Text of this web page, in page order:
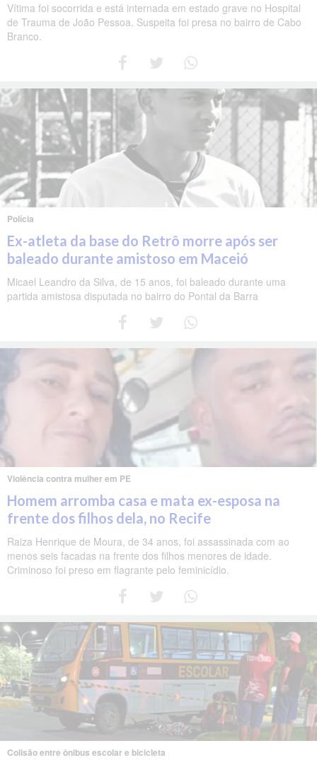
Vítima foi socorrida e está internada em estado grave no Hospital
de Trauma de João Pessoa. Suspeita foi presa no bairro de Cabo
Branco.
Polícia
Ex-atleta da base do Retrô morre após ser
baleado durante amistoso em Maceió
Micael Leandro da Silva, de 15 anos, foi baleado durante uma
partida amistosa disputada no bairro do Pontal da Barra
Violência contra mulher em PE
Homem arromba casa e mata ex-esposa na
frente dos filhos dela, no Recife
Raiza Henrique de Moura, de 34 anos, foi assassinada com ao
menos seis facadas na frente dos filhos menores de idade.
Criminoso foi preso em flagrante pelo feminicídio.
Colisão entre ônibus escolar e bicicleta